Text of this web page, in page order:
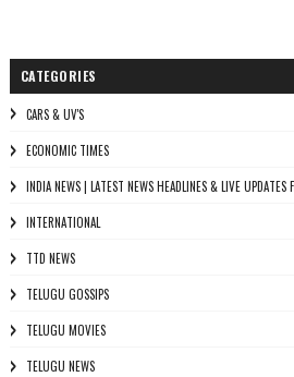
CATEGORIES
CARS & UV'S
ECONOMIC TIMES
INDIA NEWS | LATEST NEWS HEADLINES & LIVE
INTERNATIONAL
TTD NEWS
TELUGU GOSSIPS
TELUGU MOVIES
TELUGU NEWS